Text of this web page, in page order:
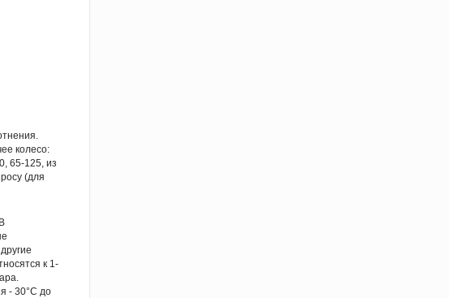
колесо:
65-125, из
(для
к 1-
- 30°C до